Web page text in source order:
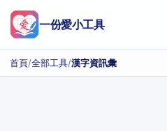
一份愛小工具
首頁/全部工具/漢字資訊彙